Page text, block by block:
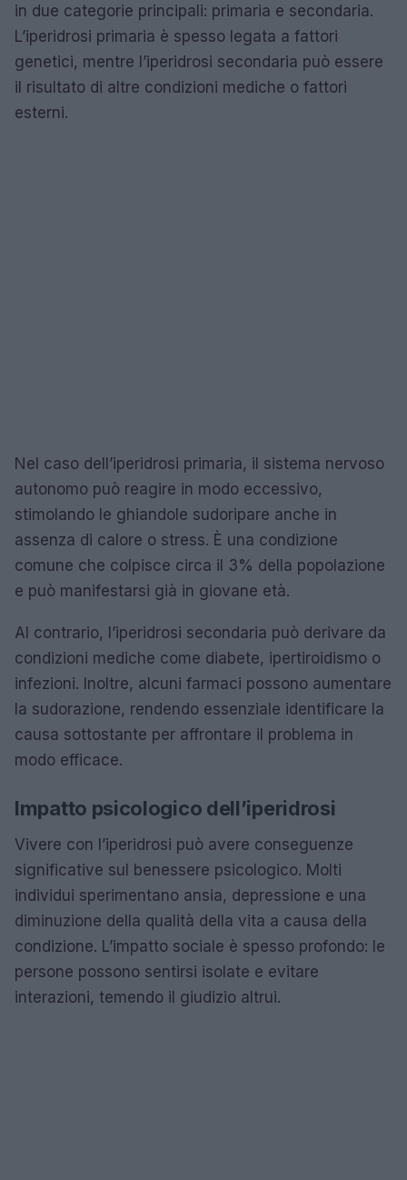
in due categorie principali: primaria e secondaria.
L’iperidrosi primaria è spesso legata a fattori
genetici, mentre l’iperidrosi secondaria può essere
il risultato di altre condizioni mediche o fattori
esterni.
Nel caso dell’iperidrosi primaria, il sistema nervoso
autonomo può reagire in modo eccessivo,
stimolando le ghiandole sudoripare anche in
assenza di calore o stress. È una condizione
comune che colpisce circa il 3% della popolazione
e può manifestarsi già in giovane età.
Al contrario, l’iperidrosi secondaria può derivare da
condizioni mediche come diabete, ipertiroidismo o
infezioni. Inoltre, alcuni farmaci possono aumentare
la sudorazione, rendendo essenziale identificare la
causa sottostante per affrontare il problema in
modo efficace.
Impatto psicologico dell’iperidrosi
Vivere con l’iperidrosi può avere conseguenze
significative sul benessere psicologico. Molti
individui sperimentano ansia, depressione e una
diminuzione della qualità della vita a causa della
condizione. L’impatto sociale è spesso profondo: le
persone possono sentirsi isolate e evitare
interazioni, temendo il giudizio altrui.